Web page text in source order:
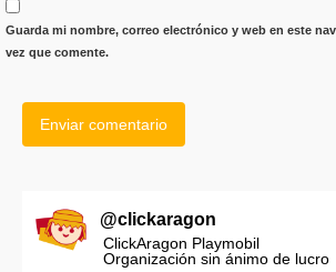
Guarda mi nombre, correo electrónico y web en este
vez que comente.
@clickaragon
ClickAragon Playmobil
Organización sin ánimo de lucro